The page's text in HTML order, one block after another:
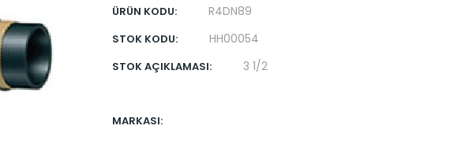
ÜRÜN KODU: R4DN89
STOK KODU: HH00054
STOK AÇIKLAMASI: 3 1/2
MARKASI: